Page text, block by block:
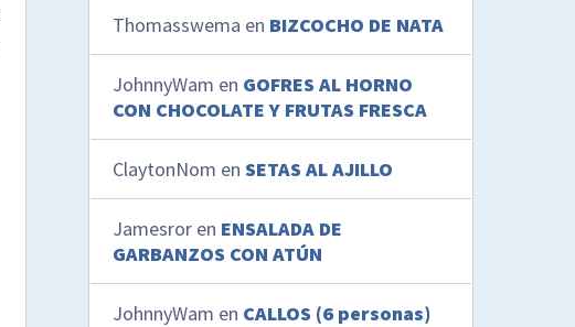
Thomasswema en BIZCOCHO DE NATA
JohnnyWam en GOFRES AL HORNO
CON CHOCOLATE Y FRUTAS FRESCA
ClaytonNom enSETAS AL AJILLO
Jamesror en ENSALADA DE
GARBANZOS CON ATÚN
JohnnyWam en CALLOS (6 personas)